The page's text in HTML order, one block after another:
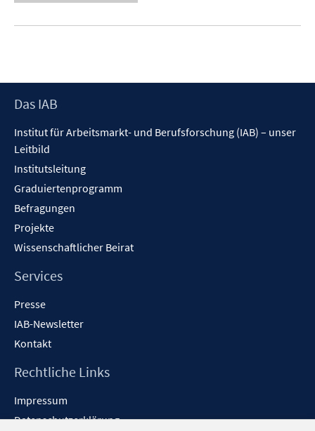
Footer
Das IAB
Institut für Arbeitsmarkt- und Berufsforschung (IAB) – unser
Leitbild
Institutsleitung
Graduiertenprogramm
Befragungen
Projekte
Wissenschaftlicher Beirat
Services
Presse
IAB-Newsletter
Kontakt
Rechtliche Links
Impressum
Datenschutzerklärung